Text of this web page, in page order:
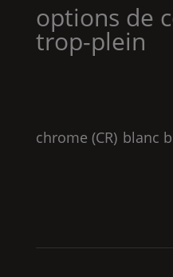
options de
trop-plein
chrome (CR) blanc